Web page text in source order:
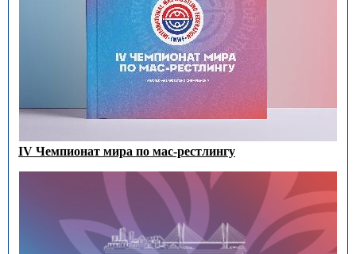
IV Чемпионат мира по мас-рестлингу